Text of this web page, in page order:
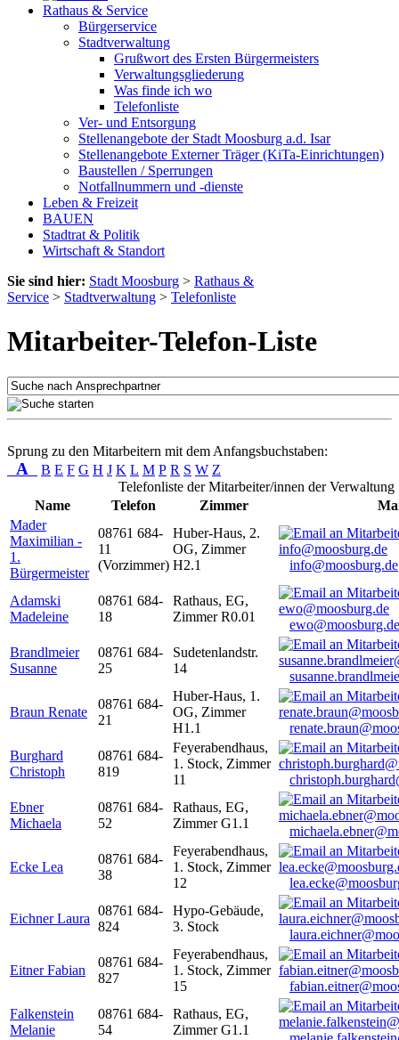
Rathaus & Service
Bürgerservice
Stadtverwaltung
Grußwort des Ersten Bürgermeisters
Verwaltungsgliederung
Was finde ich wo
Telefonliste
Ver- und Entsorgung
Stellenangebote der Stadt Moosburg a.d. Isar
Stellenangebote Externer Träger (KiTa-Einrichtungen)
Baustellen / Sperrungen
Notfallnummern und -dienste
Leben & Freizeit
BAUEN
Stadtrat & Politik
Wirtschaft & Standort
Sie sind hier: Stadt Moosburg > Rathaus &
Service > Stadtverwaltung > Telefonliste
Mitarbeiter-Telefon-Liste
Sprung zu den Mitarbeitern mit dem Anfangsbuchstaben:
A B E F G H J K L M P R S W Z
Telefonliste der Mitarbeiter/innen der Verwaltung
Name
Telefon Zimmer
Mader
Maximilian -
1.
Bürgermeister
08761 684-
11
(Vorzimmer)
Huber-Haus, 2.
OG, Zimmer
H2.1
info@moosburg.de
Adamski
Madeleine
08761 684-
18
Rathaus, EG,
Zimmer R0.01
ewo@moosburg.de
Brandlmeier
Susanne
08761 684-
25
Sudetenlandstr.
14
Braun Renate
08761 684-
21
Huber-Haus, 1.
OG, Zimmer
H1.1
Burghard
Christoph
08761 684-
819
Feyerabendhaus,
1. Stock, Zimmer
11
Ebner
Michaela
08761 684-
52
Rathaus, EG,
Zimmer G1.1
Ecke Lea
08761 684-
38
Feyerabendhaus,
1. Stock, Zimmer
12
Eichner Laura
08761 684-
824
Hypo-Gebäude,
3. Stock
Eitner Fabian
08761 684-
827
Feyerabendhaus,
1. Stock, Zimmer
15
Falkenstein
Melanie
08761 684-
54
Rathaus, EG,
Zimmer G1.1